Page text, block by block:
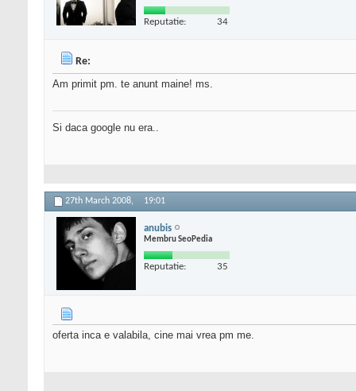
Reputatie: 34
Re:
Am primit pm. te anunt maine! ms.
Si daca google nu era..
27th March 2008, 19:01
anubis
Membru SeoPedia
Reputatie: 35
oferta inca e valabila, cine mai vrea pm me.